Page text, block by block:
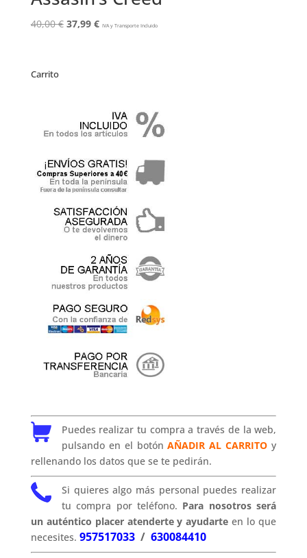
40,00€ El
37,99 €ElIVA y Transporte Incluido
Carrito
Puedes realizar tu compra a través de la web,
pulsando en el botónAÑADIR AL CARRITO y
rellenando los datos que se te pedirán.
Si quieres algo más personal puedes realizar
tu compra por teléfono. Para nosotros será
un auténtico placer atenderte y ayudarte en lo que
necesites. 957517033/ 630084410